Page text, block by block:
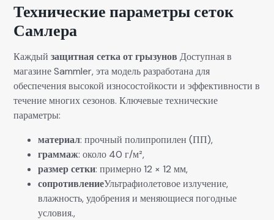
Технические параметры сеток
Самлера
Каждыйзащитная сетка от грызунов Доступная в
магазине Samm­ler, эта модель разработана для
обеспечения высокой износостойкости и эффективности в
течение многих сезонов. Ключевые технические
параметры:
материал: прочный полипропилен (ПП),
граммаж: около 40 г/м²,
размер сетки: примерно 12 × 12 мм,
сопротивлениеУльтрафиолетовое излучение,
влажность, удобрения и меняющиеся погодные
условия.,